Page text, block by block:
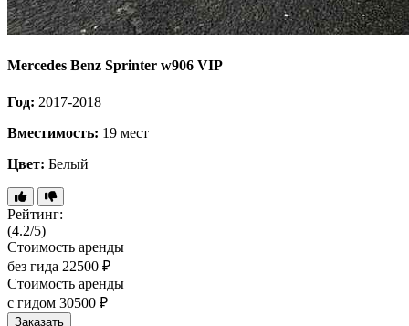
Mercedes Benz Sprinter w906 VIP
Год: 2017-2018
Вместимость: 19 мест
Цвет: Белый
Рейтинг:
(4.2/5)
Стоимость аренды
без гида 22500 ₽
Стоимость аренды
с гидом 30500 ₽
Заказать